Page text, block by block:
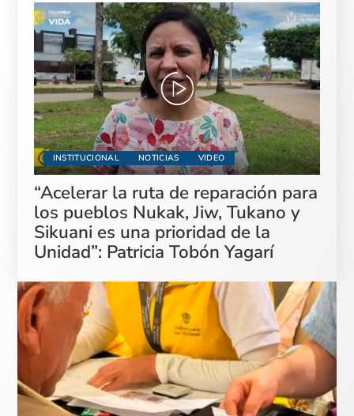
INSTITUCIONAL NOTICIAS VIDEO
“Acelerar la ruta de reparación para
los pueblos Nukak, Jiw, Tukano y
Sikuani es una prioridad de la
Unidad”: Patricia Tobón Yagarí